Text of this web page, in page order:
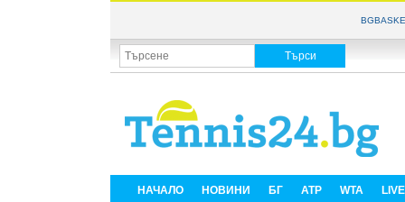
НАЧАЛО НОВИНИ БГ ATP WTA